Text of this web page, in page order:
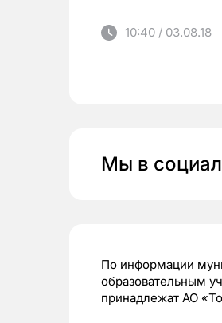
10:40 / 03.08.18
Мы в
По информации
образовательным
принадлежат АО